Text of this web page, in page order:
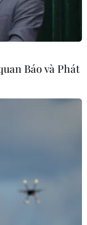
cực hữu đối lập
sự tham gia
Syria mà
Báo và Phát